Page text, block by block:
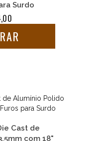
Surdo
Cast de
com 18"